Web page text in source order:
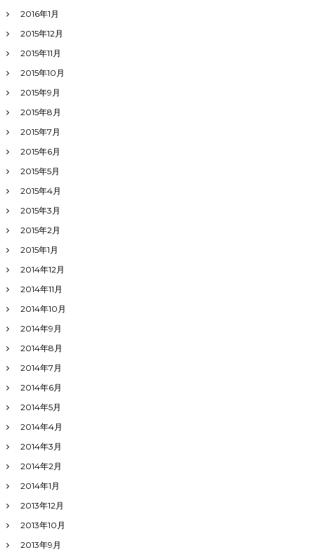
2016年1月
2015年12月
2015年11月
2015年10月
2015年9月
2015年8月
2015年7月
2015年6月
2015年5月
2015年4月
2015年3月
2015年2月
2015年1月
2014年12月
2014年11月
2014年10月
2014年9月
2014年8月
2014年7月
2014年6月
2014年5月
2014年4月
2014年3月
2014年2月
2014年1月
2013年12月
2013年10月
2013年9月